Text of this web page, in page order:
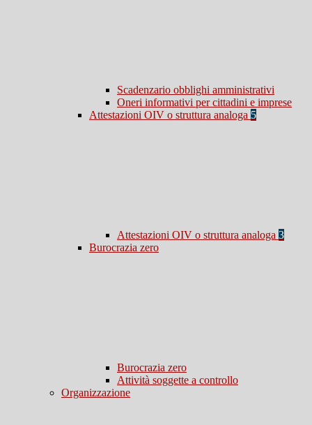
Scadenzario obblighi amministrativi
Oneri informativi per cittadini e imprese
Attestazioni OIV o struttura analoga 5
Attestazioni OIV o struttura analoga 3
Burocrazia zero
Burocrazia zero
Attività soggette a controllo
Organizzazione